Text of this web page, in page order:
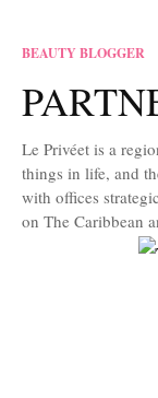
BEAUTY BLOGGER
Le Privéet is a
things in life, and
with offices
on The Caribbean